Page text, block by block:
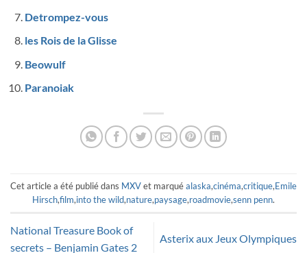
Detrompez-vous
les Rois de la Glisse
Beowulf
Paranoiak
Cet article a été publié dans MXVet marquéalaska,cinéma,critique,Emile
Hirsch,film,into the wild,nature,paysage,roadmovie,senn penn.
National Treasure Book of
secrets – Benjamin Gates 2
Asterix aux Jeux Olympiques